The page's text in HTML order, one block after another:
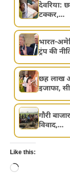
देवरिया:
टक्कर,...
भारत-
ट्रंप की
छह लाख
इजाफा,
गौरी
विवाद,...
Like this:
Loading…